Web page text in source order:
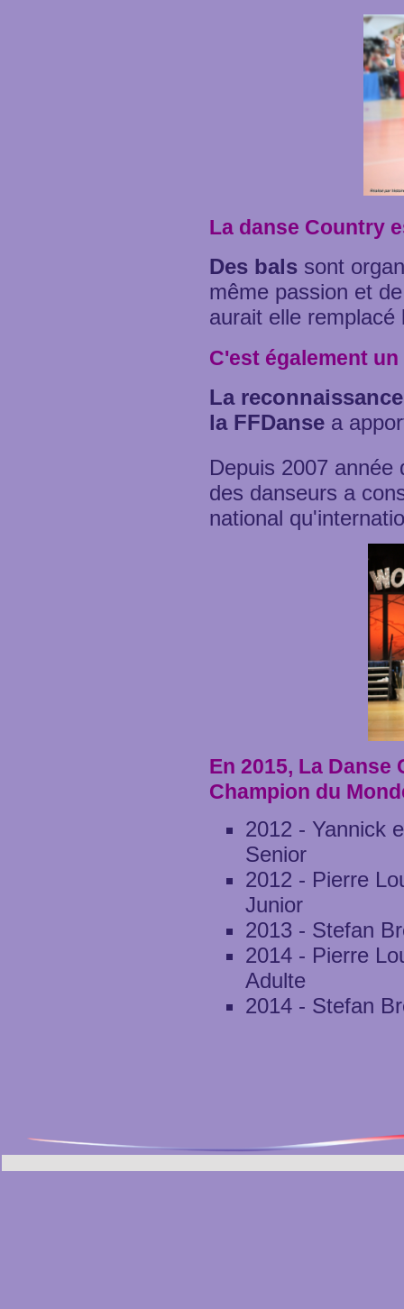
La danse Country
Des bals sont
même passion et
aurait elle remplacé
C'est également
La
la FFDansea
Depuis 2007 année
des danseurs a
national
En 2015, La
Champion du
2012 - Yannick
Senior
2012 - Pierre
Junior
2013 - Stefan
2014 - Pierre
Adulte
2014 - Stefan